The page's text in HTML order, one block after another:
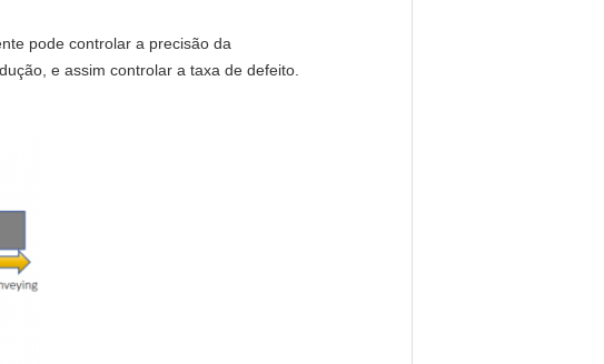
pode controlar a precisão da
e assim controlar a taxa de defeito.